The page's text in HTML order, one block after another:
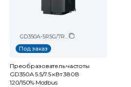
GD350A-5R5G/7R5P-4
Под заказ
Преобразователь частоты
GD350A 5.5/7.5 кВт 380В
120/150% Modbus